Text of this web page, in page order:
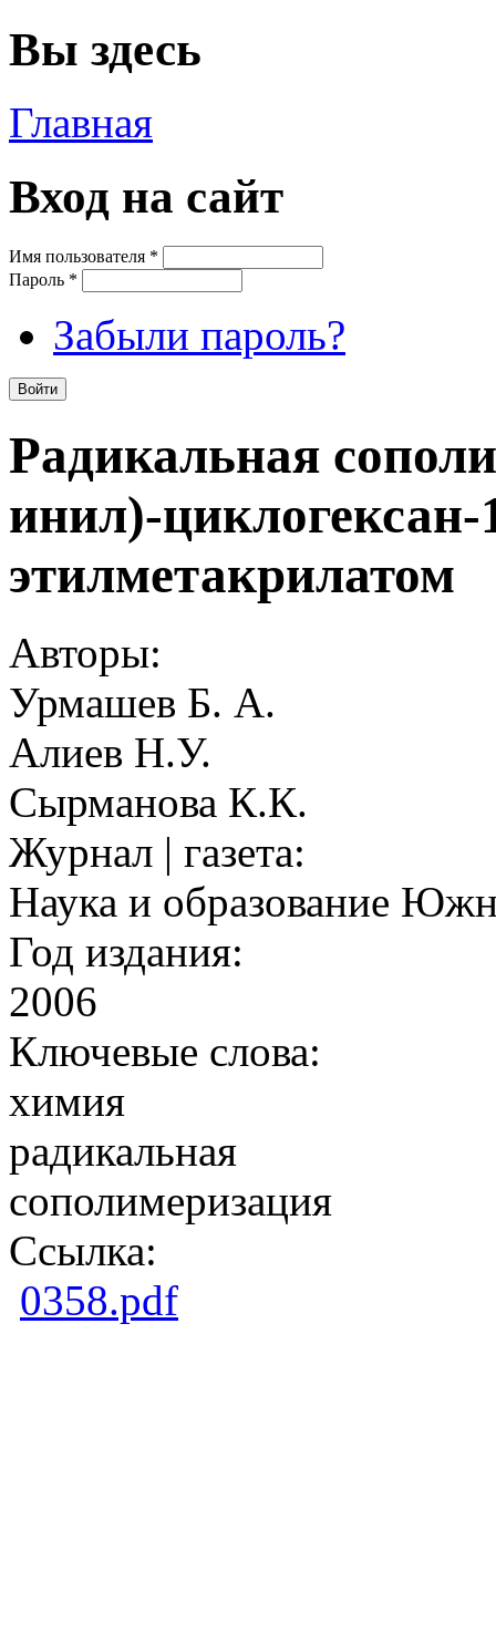
Вы здесь
Главная
Вход на сайт
Имя пользователя *
Пароль *
Забыли пароль?
Радикальная
инил)-циклогексан-
этилметакрилатом
Авторы:
Урмашев Б. А.
Алиев Н.У.
Сырманова К.К.
Журнал | газета:
Наука и образование
Год издания:
2006
Ключевые слова:
химия
радикальная
сополимеризация
Ссылка:
0358.pdf